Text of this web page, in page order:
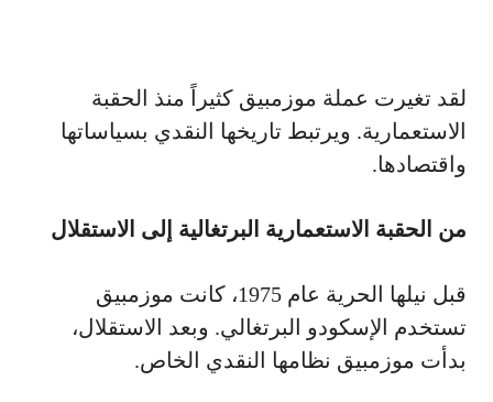
لقد تغيرت عملة موزمبيق كثيراً منذ الحقبة
الاستعمارية. ويرتبط تاريخها النقدي بسياساتها
واقتصادها.
من الحقبة الاستعمارية البرتغالية إلى الاستقلال
قبل نيلها الحرية عام 1975، كانت موزمبيق
تستخدم الإسكودو البرتغالي. وبعد الاستقلال،
بدأت موزمبيق نظامها النقدي الخاص.